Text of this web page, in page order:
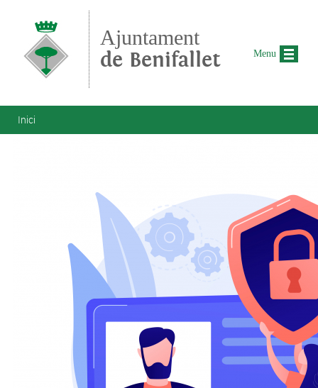
Ajuntament
de Benifallet
Esteu aquí
Inici
Menu